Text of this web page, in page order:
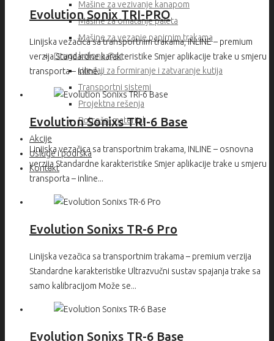
Mašine za vezivanje kanapom
Mašine za omatanje paleta
Mašine za vezanje papirnim trakama
Druga kolona @sr
Uređaji za formiranje i zatvaranje kutija
Transportni sistemi
Projektna rešenja
Potrošni materijal
Akcije
Usluge i podrška
Kontakt
Evolution Sonix TRI-PRO
Linijska vezačica sa transportnim trakama, INLINE – premium
verzija Standardne karakteristike Smjer aplikacije trake u smjeru
transporta – inline...
Evolution Sonixs TRI-6 Base
Linijska vezačica sa transportnim trakama, INLINE – osnovna
verzija Standardne karakteristike Smjer aplikacije trake u smjeru
transporta – inline...
Evolution Sonixs TR-6 Pro
Linijska vezačica sa transportnim trakama – premium verzija
Standardne karakteristike Ultrazvučni sustav spajanja trake sa
samo kalibracijom Može se...
Evolution Sonixs TR-6 Base